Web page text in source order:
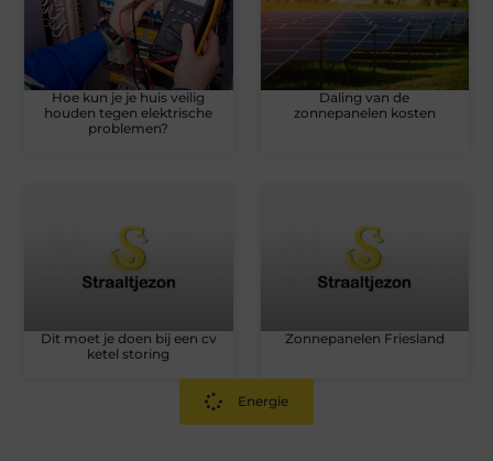
Hoe kun je je huis veilig
houden tegen elektrische
problemen?
Daling van de
zonnepanelen kosten
Dit moet je doen bij een cv
ketel storing
Zonnepanelen Friesland
Energie